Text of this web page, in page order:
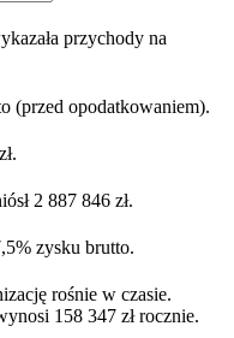
przychody na
(przed opodatkowaniem).
2 887 846 zł.
zysku brutto.
rośnie w czasie.
158 347 zł rocznie.